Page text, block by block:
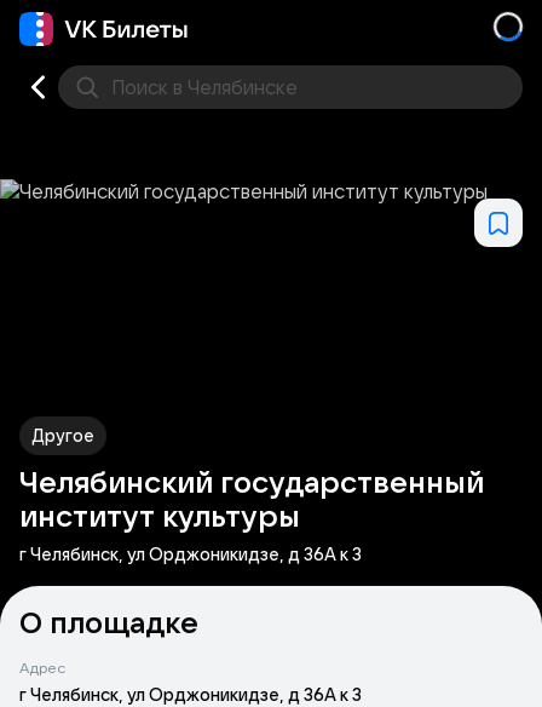
Поиск в Челябинске
Другое
Челябинский государственный
институт культуры
г Челябинск, ул Орджоникидзе, д 36А к 3
О площадке
Адрес
г Челябинск, ул Орджоникидзе, д 36А к 3